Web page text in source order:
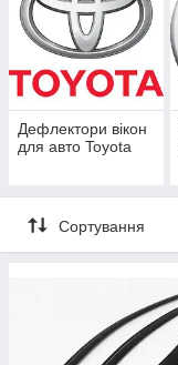
Дефлектори вікон
для авто Toyota
Сортування